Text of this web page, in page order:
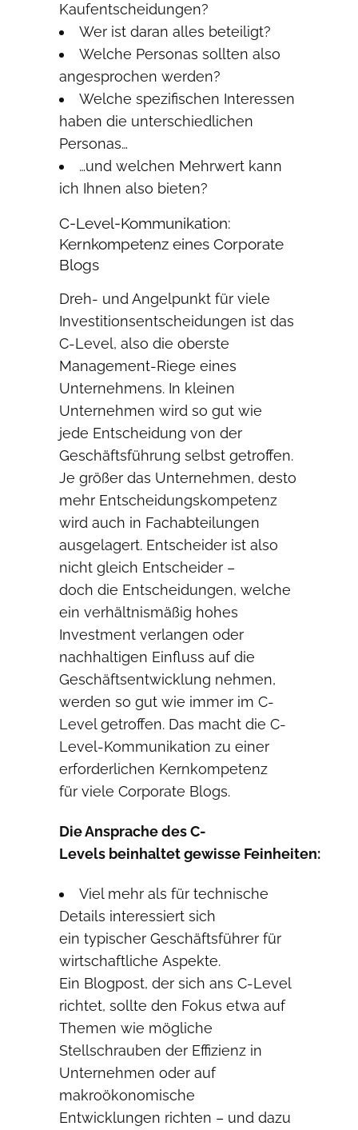
Kaufentscheidungen?
Wer ist daran alles beteiligt?
Welche Personas sollten also
angesprochen werden?
Welche spezifischen Interessen
haben die unterschiedlichen
Personas…
…und welchen Mehrwert kann
ich Ihnen also bieten?
C-Level-Kommunikation:
Kernkompetenz eines Corporate
Blogs
Dreh- und Angelpunkt für viele
Investitionsentscheidungen ist das
C-Level, also die oberste
Management-Riege eines
Unternehmens. In kleinen
Unternehmen wird so gut wie
jede Entscheidung von der
Geschäftsführung selbst getroffen.
Je größer das Unternehmen, desto
mehr Entscheidungskompetenz
wird auch in Fachabteilungen
ausgelagert. Entscheider ist also
nicht gleich Entscheider –
doch die Entscheidungen, welche
ein verhältnismäßig hohes
Investment verlangen oder
nachhaltigen Einfluss auf die
Geschäftsentwicklung nehmen,
werden so gut wie immer im C-
Level getroffen. Das macht die C-
Level-Kommunikation zu einer
erforderlichen Kernkompetenz
für viele Corporate Blogs.
Die Ansprache des C-
Levels beinhaltet gewisse Feinheiten:
Viel mehr als für technische
Details interessiert sich
ein typischer Geschäftsführer für
wirtschaftliche Aspekte.
Ein Blogpost, der sich ans C-Level
richtet, sollte den Fokus etwa auf
Themen wie mögliche
Stellschrauben der Effizienz in
Unternehmen oder auf
makroökonomische
Entwicklungen richten – und dazu